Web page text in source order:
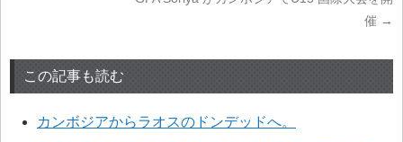
催 →
この記事も読む
カンボジアからラオスのドンデッドへ。